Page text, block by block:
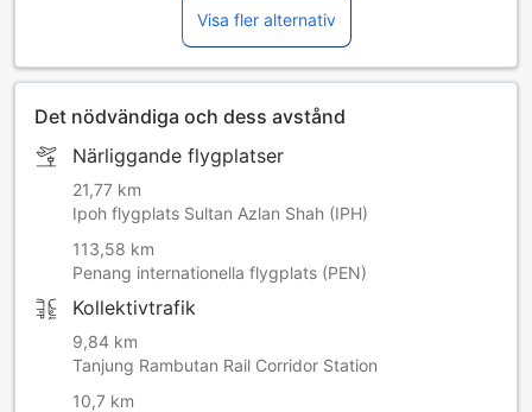
Visa fler alternativ
Det nödvändiga och dess avstånd
Närliggande flygplatser
21,77 km
Ipoh flygplats Sultan Azlan Shah (IPH)
113,58 km
Penang internationella flygplats (PEN)
Kollektivtrafik
9,84 km
Tanjung Rambutan Rail Corridor Station
10,7 km